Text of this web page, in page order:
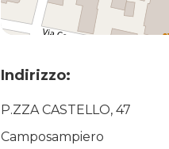
Indirizzo:
P.ZZA CASTELLO, 47
Camposampiero